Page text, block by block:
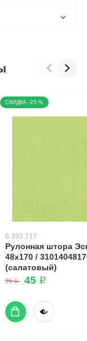
-25 %
6.393.717
Рулонная штора
48x170 /
(салатовый)
36 ₽ 45 ₽